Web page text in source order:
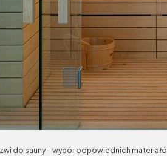
do sauny – wybór odpowiednich